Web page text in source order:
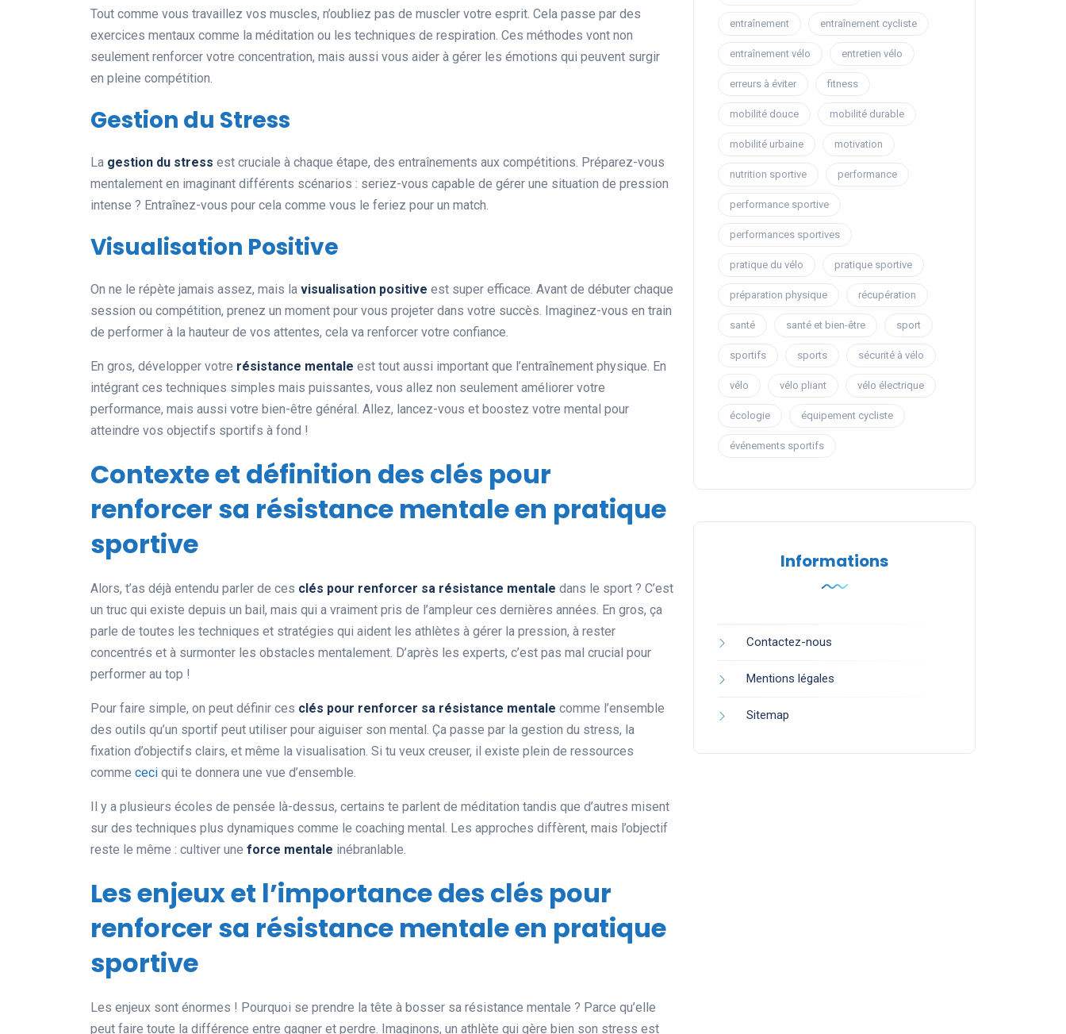
Tout comme vous travaillez vos muscles, n’oubliez pas de muscler votre esprit. Cela passe par des
exercices mentaux comme la méditation ou les techniques de respiration. Ces méthodes vont non
seulement renforcer votre concentration, mais aussi vous aider à gérer les émotions qui peuvent surgir
en pleine compétition.
Gestion du Stress
La gestion du stress est cruciale à chaque étape, des entraînements aux compétitions. Préparez-vous
mentalement en imaginant différents scénarios : seriez-vous capable de gérer une situation de pression
intense ? Entraînez-vous pour cela comme vous le feriez pour un match.
Visualisation Positive
On ne le répète jamais assez, mais la visualisation positive est super efficace. Avant de débuter chaque
session ou compétition, prenez un moment pour vous projeter dans votre succès. Imaginez-vous en train
de performer à la hauteur de vos attentes, cela va renforcer votre confiance.
En gros, développer votre résistance mentale est tout aussi important que l’entraînement physique. En
intégrant ces techniques simples mais puissantes, vous allez non seulement améliorer votre
performance, mais aussi votre bien-être général. Allez, lancez-vous et boostez votre mental pour
atteindre vos objectifs sportifs à fond !
Contexte et définition des clés pour
renforcer sa résistance mentale en pratique
sportive
Alors, t’as déjà entendu parler de ces clés pour renforcer sa résistance mentale dans le sport ? C’est
un truc qui existe depuis un bail, mais qui a vraiment pris de l’ampleur ces dernières années. En gros, ça
parle de toutes les techniques et stratégies qui aident les athlètes à gérer la pression, à rester
concentrés et à surmonter les obstacles mentalement. D’après les experts, c’est pas mal crucial pour
performer au top !
Pour faire simple, on peut définir ces clés pour renforcer sa résistance mentale comme l’ensemble
des outils qu’un sportif peut utiliser pour aiguiser son mental. Ça passe par la gestion du stress, la
fixation d’objectifs clairs, et même la visualisation. Si tu veux creuser, il existe plein de ressources
comme ceci qui te donnera une vue d’ensemble.
Il y a plusieurs écoles de pensée là-dessus, certains te parlent de méditation tandis que d’autres misent
sur des techniques plus dynamiques comme le coaching mental. Les approches diffèrent, mais l’objectif
reste le même : cultiver une force mentale inébranlable.
Les enjeux et l’importance des clés pour
renforcer sa résistance mentale en pratique
sportive
Les enjeux sont énormes ! Pourquoi se prendre la tête à bosser sa résistance mentale ? Parce qu’elle
peut faire toute la différence entre gagner et perdre. Imaginons, un athlète qui gère bien son stress est
entraînement entraînement cycliste
entraînement vélo entretien vélo
erreurs à éviter fitness
mobilité douce mobilité durable
mobilité urbaine motivation
nutrition sportive performance
performance sportive
performances sportives
pratique du vélo pratique sportive
préparation physique récupération
santé santé et bien-être sport
sportifs sports sécurité à vélo
vélo vélo pliant vélo électrique
écologie équipement cycliste
événements sportifs
Informations
Contactez-nous
Mentions légales
Sitemap